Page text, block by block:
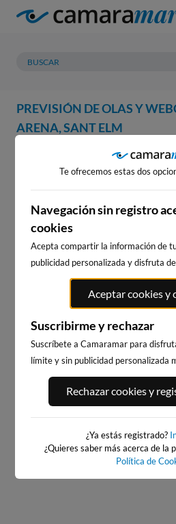
PREVISIÓN DE OLAS Y
ARENA, SANT ELM
PREVISIÓN
WEBCAM ES COU
SANT ELM
WEBCAMS
PORT ANDRATX
5km · Andratx
0.1
Te ofrecemos estas dos
Navegación sin registro
cookies
Acepta compartir la información de
publicidad personalizada y disfruta
Aceptar cookies y
Suscribirme y rechazar
Suscríbete a Camaramar para
límite y sin publicidad personalizada
Rechazar cookies y
¿Ya estás registrado?
¿Quieres saber más acerca de la
Política de